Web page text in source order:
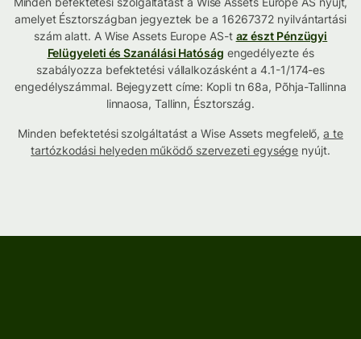
amelyet Észtországban jegyeztek be a 16267372 nyilvántartási
szám alatt. A Wise Assets Europe AS-t az észt Pénzügyi
Felügyeleti és Szanálási Hatóság engedélyezte és
szabályozza befektetési vállalkozásként a 4.1-1/174-es
engedélyszámmal. Bejegyzett címe: Kopli tn 68a, Põhja-Tallinna
linnaosa, Tallinn, Észtország.
Minden befektetési szolgáltatást a Wise Assets megfelelő,a te
tartózkodási helyeden működő szervezeti egysége nyújt.